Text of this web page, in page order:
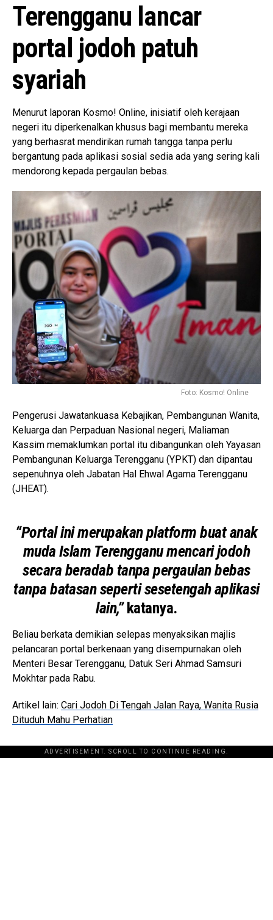
Terengganu lancar
portal jodoh patuh
syariah
Menurut laporan Kosmo! Online, inisiatif oleh kerajaan
negeri itu diperkenalkan khusus bagi membantu mereka
yang berhasrat mendirikan rumah tangga tanpa perlu
bergantung pada aplikasi sosial sedia ada yang sering kali
mendorong kepada pergaulan bebas.
Foto: Kosmo! Online
Pengerusi Jawatankuasa Kebajikan, Pembangunan Wanita,
Keluarga dan Perpaduan Nasional negeri, Maliaman
Kassim memaklumkan portal itu dibangunkan oleh Yayasan
Pembangunan Keluarga Terengganu (YPKT) dan dipantau
sepenuhnya oleh Jabatan Hal Ehwal Agama Terengganu
(JHEAT).
“Portal ini merupakan platform buat anak
muda Islam Terengganu mencari jodoh
secara beradab tanpa pergaulan bebas
tanpa batasan seperti sesetengah aplikasi
lain,”katanya.
Beliau berkata demikian selepas menyaksikan majlis
pelancaran portal berkenaan yang disempurnakan oleh
Menteri Besar Terengganu, Datuk Seri Ahmad Samsuri
Mokhtar pada Rabu.
Artikel lain: Cari Jodoh Di Tengah Jalan Raya, Wanita Rusia
Dituduh Mahu Perhatian
ADVERTISEMENT. SCROLL TO CONTINUE READING.